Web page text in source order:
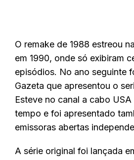
O remake de 1988 estreou
em 1990, onde só exibiram
episódios. No ano seguinte
Gazeta que apresentou o
Esteve no canal a cabo
tempo e foi apresentado
emissoras abertas
A série original foi lançada